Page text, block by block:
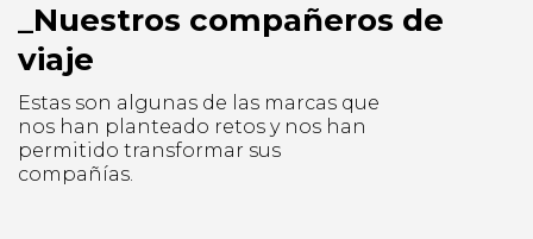
Nuestros compañeros de
viaje
Estas son algunas de las marcas que
nos han planteado retos y nos han
permitido transformar sus
compañías.